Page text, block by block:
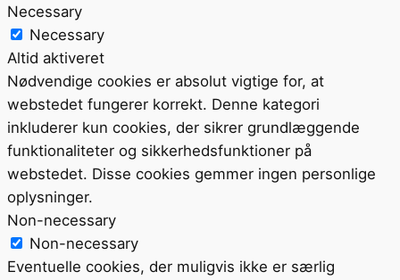
Necessary
Necessary
Altid aktiveret
Nødvendige cookies er absolut vigtige for, at
webstedet fungerer korrekt. Denne kategori
inkluderer kun cookies, der sikrer grundlæggende
funktionaliteter og sikkerhedsfunktioner på
webstedet. Disse cookies gemmer ingen personlige
oplysninger.
Non-necessary
Non-necessary
Eventuelle cookies, der muligvis ikke er særlig